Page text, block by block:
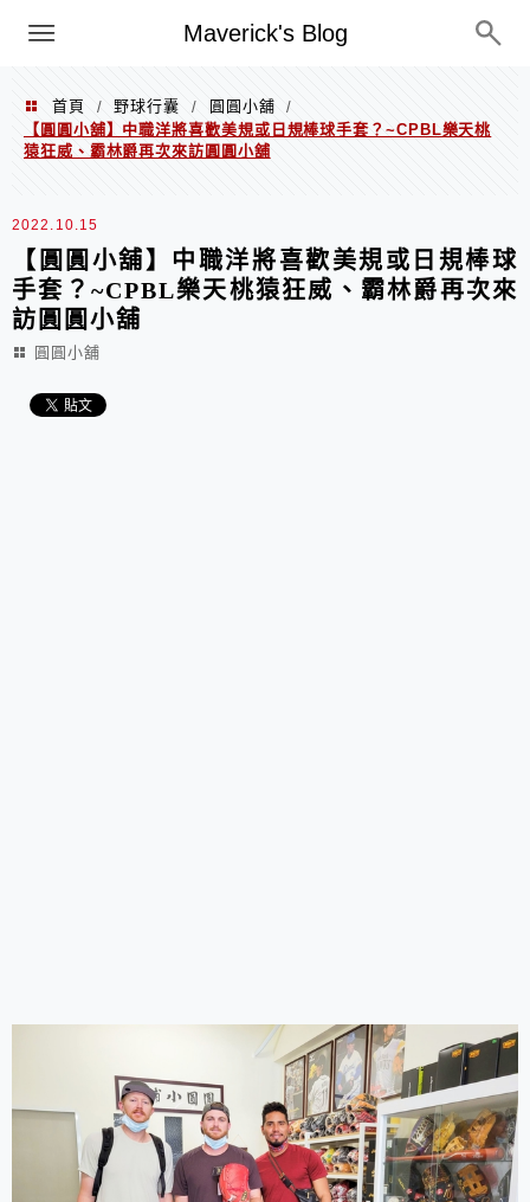
Maverick's Blog
Menu
首頁 / 野球行囊 / 圓圓小舖
/
【圓圓小舖】中職洋將喜歡美規或日規棒球手套？~CPBL樂天桃
猿狂威、霸林爵再次來訪圓圓小舖
2022.10.15
【圓圓小舖】中職洋將喜歡美規或日規棒球
手套？~CPBL樂天桃猿狂威、霸林爵再次來
訪圓圓小舖
圓圓小舖